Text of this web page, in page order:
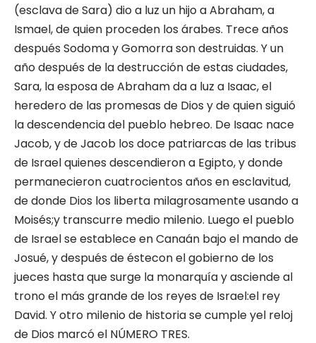
(esclava de Sara) dio a luz un hijo a Abraham, a
Ismael, de quien proceden los árabes. Trece años
después Sodoma y Gomorra son destruidas. Y un
año después de la destrucción de estas ciudades,
Sara, la esposa de Abraham da a luz a Isaac, el
heredero de las promesas de Dios y de quien siguió
la descendencia del pueblo hebreo. De Isaac nace
Jacob, y de Jacob los doce patriarcas de las tribus
de Israel quienes descendieron a Egipto, y donde
permanecieron cuatrocientos años en esclavitud,
de donde Dios los liberta milagrosamente usando a
Moisés;y transcurre medio milenio. Luego el pueblo
de Israel se establece en Canaán bajo el mando de
Josué, y después de éstecon el gobierno de los
jueces hasta que surge la monarquía y asciende al
trono el más grande de los reyes de Israel:el rey
David. Y otro milenio de historia se cumple yel reloj
de Dios marcó el NÚMERO TRES.